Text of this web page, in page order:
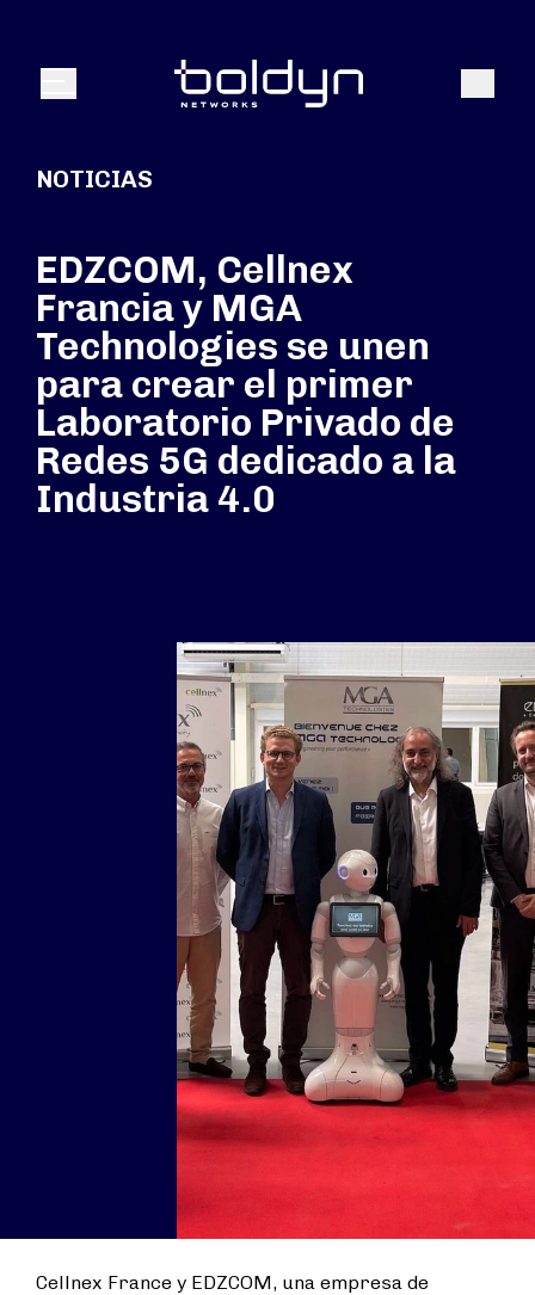
Menú Buscar
NOTICIAS
EDZCOM, Cellnex
Francia y MGA
Technologies se unen
para crear el primer
Laboratorio Privado de
Redes 5G dedicado a la
Industria 4.0
Cellnex France y EDZCOM, una empresa de